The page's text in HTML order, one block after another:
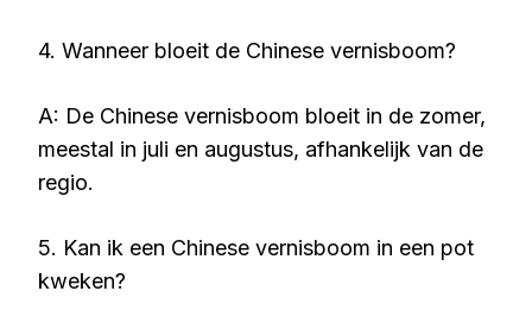
4. Wanneer bloeit de Chinese vernisboom?
A: De Chinese vernisboom bloeit in de zomer,
meestal in juli en augustus, afhankelijk van de
regio.
5. Kan ik een Chinese vernisboom in een pot
kweken?